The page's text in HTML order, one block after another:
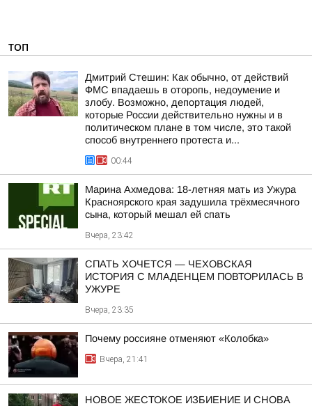
ТОП
Дмитрий Стешин: Как обычно, от действий
ФМС впадаешь в оторопь, недоумение и
злобу. Возможно, депортация людей,
которые России действительно нужны и в
политическом плане в том числе, это такой
способ внутреннего протеста и...
00:44
Марина Ахмедова: 18-летняя мать из Ужура
Красноярского края задушила трёхмесячного
сына, который мешал ей спать
Вчера, 23:42
СПАТЬ ХОЧЕТСЯ — ЧЕХОВСКАЯ
ИСТОРИЯ С МЛАДЕНЦЕМ ПОВТОРИЛАСЬ В
УЖУРЕ
Вчера, 23:35
Почему россияне отменяют «Колобка»
Вчера, 21:41
НОВОЕ ЖЕСТОКОЕ ИЗБИЕНИЕ И СНОВА